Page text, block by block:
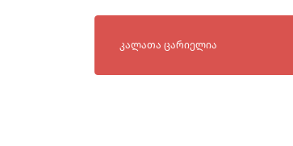
კალათა ცარიელია